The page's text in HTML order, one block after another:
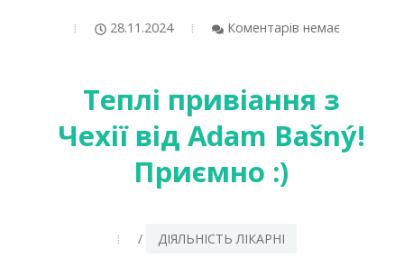
28.11.2024 Коментарів немає
Теплі привіання з
Чехії від Adam Bašný!
Приємно :)
/ ДІЯЛЬНІСТЬ ЛІКАРНІ